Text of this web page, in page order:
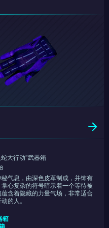
大行动”武器箱
气息，由深色皮革制成，并饰有
心复杂的符号暗示着一个等待被
含着隐藏的力量气场，非常适合
的人。
箱